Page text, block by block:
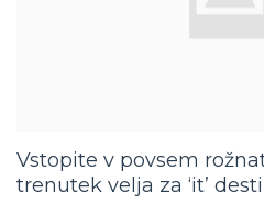
Vstopite v povsem
trenutek velja za ‘it’